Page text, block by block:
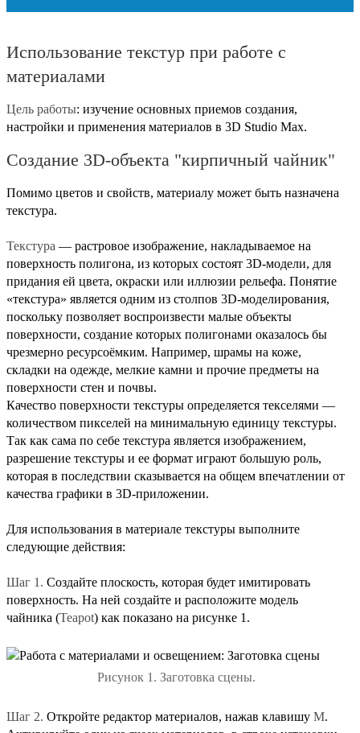
Использование текстур при работе с
материалами
Цель работы: изучение основных приемов создания,
настройки и применения материалов в 3D Studio Max.
Создание 3D-объекта "кирпичный чайник"
Помимо цветов и свойств, материалу может быть назначена
текстура.
Текстура — растровое изображение, накладываемое на
поверхность полигона, из которых состоят 3D-модели, для
придания ей цвета, окраски или иллюзии рельефа. Понятие
«текстура» является одним из столпов 3D-моделирования,
поскольку позволяет воспроизвести малые объекты
поверхности, создание которых полигонами оказалось бы
чрезмерно ресурсоёмким. Например, шрамы на коже,
складки на одежде, мелкие камни и прочие предметы на
поверхности стен и почвы.
Качество поверхности текстуры определяется текселями —
количеством пикселей на минимальную единицу текстуры.
Так как сама по себе текстура является изображением,
разрешение текстуры и ее формат играют большую роль,
которая в последствии сказывается на общем впечатлении от
качества графики в 3D-приложении.
Для использования в материале текстуры выполните
следующие действия:
Шаг 1. Создайте плоскость, которая будет имитировать
поверхность. На ней создайте и расположите модель
чайника (Teapot) как показано на рисунке 1.
Рисунок 1. Заготовка сцены.
Шаг 2. Откройте редактор материалов, нажав клавишу M.